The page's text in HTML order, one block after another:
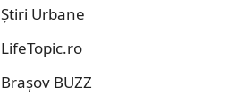
Știri Urbane
LifeTopic.ro
Brașov BUZZ